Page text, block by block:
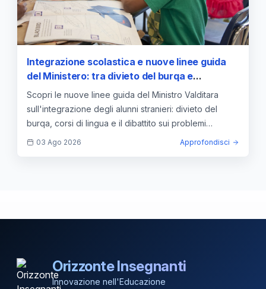
Integrazione scolastica e nuove linee guida
del Ministero: tra divieto del burqa e
contrasto alla dispersione
Scopri le nuove linee guida del Ministro Valditara
sull'integrazione degli alunni stranieri: divieto del
burqa, corsi di lingua e il dibattito sui problemi
scolastici.
03 Ago 2026 Approfondisci
Orizzonte Insegnanti
Innovazione nell'Educazione